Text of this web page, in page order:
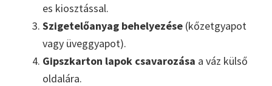
es kiosztással.
Szigetelőanyag behelyezése (kőzetgyapot
vagy üveggyapot).
Gipszkarton lapok csavarozása a váz külső
oldalára.